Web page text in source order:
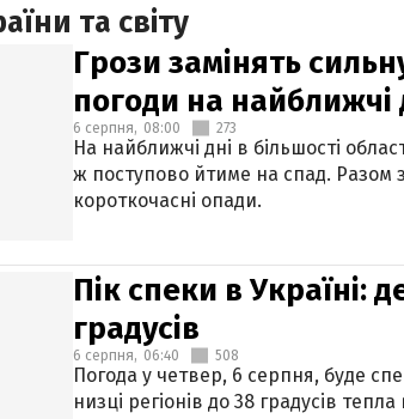
та світу
Грози замінять
погоди на найближчі
6 серпня, 08:00 273
На найближчі дні в більшості
ж поступово йтиме на спад. Разом
короткочасні опади.
Пік спеки в Україні:
градусів
6 серпня, 06:40 508
Погода у четвер, 6 серпня, буде
низці регіонів до 38 градусів